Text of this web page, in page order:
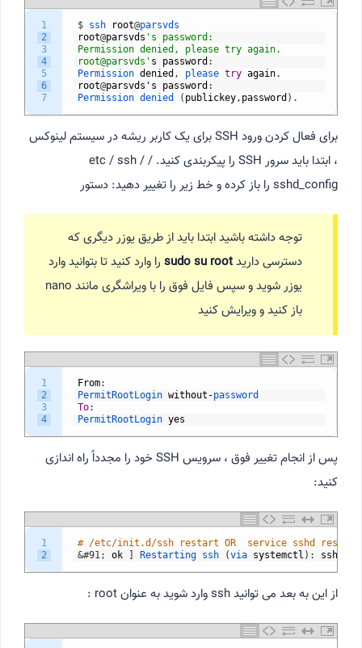
1
2
3
4
5
6
7
$ ssh root@parsvds
root@parsvds 's password:
Permission denied, please try again.
root@parsvds' s password :
Permission denied , please try again.
root@parsvds ' s password :
Permission denied ( publickey, password ) .
برای فعال کردن ورود SSH برای یک کاربر ریشه در سیستم لینوکس
، ابتدا باید سرور SSH را پیکربندی کنید. / etc / ssh /
sshd_config را باز کرده و خط زیر را تغییر دهید: دستور
توجه داشته باشید ابتدا باید از طریق یوزر دیگری که
دسترسی داریدsudo su root‌ را وارد کنید تا بتوانید وارد
یوزر شوید و سپس فایل فوق را با ویراشگری مانند nano
باز کنید و ویرایش کنید
1
2
3
4
From:
PermitRootLogin without -password
To:
PermitRootLogin yes
پس از انجام تغییر فوق ، سرویس SSH خود را مجدداً راه اندازی
کنید:
1
2
# /etc/init.d/ssh restart OR  service sshd restart
&#91;
ok Restarting ssh (via systemctl ) : ssh
از این به بعد می توانید ssh وارد شوید به عنوان root :